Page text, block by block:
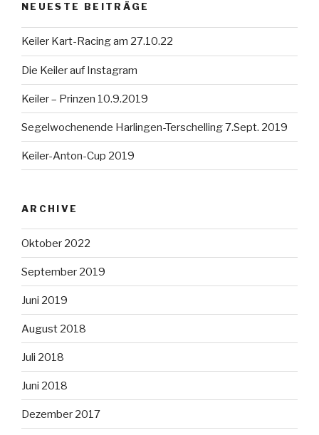
NEUESTE BEITRÄGE
Keiler Kart-Racing am 27.10.22
Die Keiler auf Instagram
Keiler – Prinzen 10.9.2019
Segelwochenende Harlingen-Terschelling 7.Sept. 2019
Keiler-Anton-Cup 2019
ARCHIVE
Oktober 2022
September 2019
Juni 2019
August 2018
Juli 2018
Juni 2018
Dezember 2017